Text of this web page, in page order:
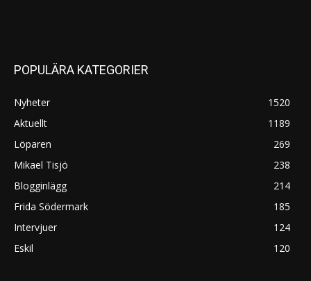
POPULÄRA KATEGORIER
Nyheter
1520
Aktuellt
1189
Löparen
269
Mikael Tisjö
238
Blogginlägg
214
Frida Södermark
185
Intervjuer
124
Eskil
120